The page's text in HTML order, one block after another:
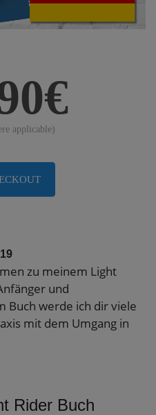
applicable)
zu meinem Light
und
Buch werde ich dir viele
mit dem Umgang in
Rider Buch